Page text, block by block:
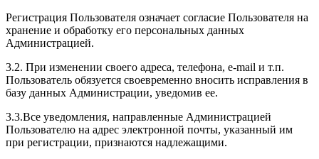
Регистрация Пользователя означает согласие Пользователя на
хранение и обработку его персональных данных
Администрацией.
3.2. При изменении своего адреса, телефона, e-mail и т.п.
Пользователь обязуется своевременно вносить исправления в
базу данных Администрации, уведомив ее.
3.3.Все уведомления, направленные Администрацией
Пользователю на адрес электронной почты, указанный им
при регистрации, признаются надлежащими.